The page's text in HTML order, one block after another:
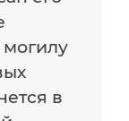
в